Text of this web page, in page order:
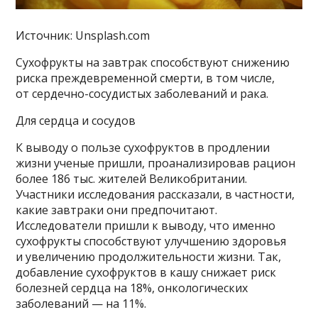
Источник: Unsplash.com
Сухофрукты на завтрак способствуют снижению
риска преждевременной смерти, в том числе,
от сердечно-сосудистых заболеваний и рака.
Для сердца и сосудов
К выводу о пользе сухофруктов в продлении
жизни ученые пришли, проанализировав рацион
более 186 тыс. жителей Великобритании.
Участники исследования рассказали, в частности,
какие завтраки они предпочитают.
Исследователи пришли к выводу, что именно
сухофрукты способствуют улучшению здоровья
и увеличению продолжительности жизни. Так,
добавление сухофруктов в кашу снижает риск
болезней сердца на 18%, онкологических
заболеваний — на 11%.